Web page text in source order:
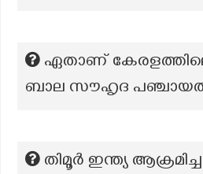
ഏതാണ്
ബാല സൗഹൃദ
തിമൂർ ഇന്ത്യ